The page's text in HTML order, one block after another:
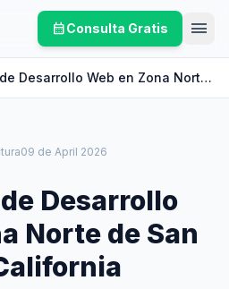
calendar_monthConsulta Gratis menu
Desarrollo Web en Zona Norte
California
09 de April 2026
Desarrollo
Norte de San